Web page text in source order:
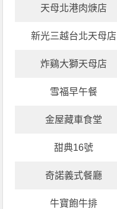
天母北港肉焿店
新光三越台北天母店
炸鷄大獅天母店
雪福早午餐
金屋藏車食堂
甜典16號
奇諾義式餐廳
牛寶飽牛排